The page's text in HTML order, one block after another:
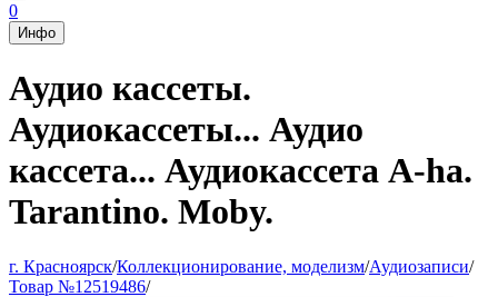
0
Инфо
Аудио кассеты.
Аудиокассеты... Аудио
кассета... Аудиокассета A-ha.
Tarantino. Moby.
г. Красноярск/Коллекционирование, моделизм/Аудиозаписи/
Товар №12519486/